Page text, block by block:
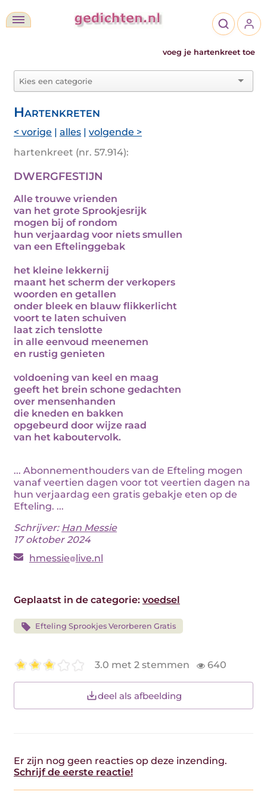
voeg je hartenkreet toe
Hartenkreten
< vorige | alles | volgende >
hartenkreet (nr. 57.914):
DWERGFESTIJN
Alle trouwe vrienden
van het grote Sprookjesrijk
mogen bij of rondom
hun verjaardag voor niets smullen
van een Eftelinggebak
het kleine lekkernij
maant het scherm der verkopers
woorden en getallen
onder bleek en blauw flikkerlicht
voort te laten schuiven
laat zich tenslotte
in alle eenvoud meenemen
en rustig genieten
voldoening van keel en maag
geeft het brein schone gedachten
over mensenhanden
die kneden en bakken
opgebeurd door wijze raad
van het kaboutervolk.
... Abonnementhouders van de Efteling mogen
vanaf veertien dagen voor tot veertien dagen na
hun verjaardag een gratis gebakje eten op de
Efteling. ...
Schrijver: Han Messie
17 oktober 2024
hmessie live.nl
Geplaatst in de categorie: voedsel
Efteling Sprookjes Verorberen Gratis
3.0 met 2 stemmen 640
deel als afbeelding
Er zijn nog geen reacties op deze inzending.
Schrijf de eerste reactie!